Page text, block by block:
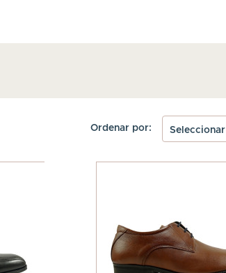
Ordenar por: Seleccionar